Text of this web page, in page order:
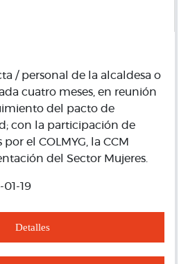
/ personal de la alcaldesa o
cuatro meses, en reunión
del pacto de
con la participación de
el COLMYG, la CCM
del Sector Mujeres.
01-19
Detalles